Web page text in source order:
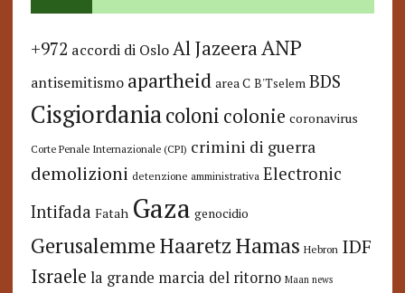
+972 accordi di Oslo Al JazeeraANP
antisemitismo apartheid area C B'Tselem BDS
Cisgiordaniacoloni colonie coronavirus
Corte Penale Internazionale (CPI) crimini di guerra
demolizioni detenzione amministrativa Electronic
Intifada Fatah Gaza genocidio
GerusalemmeHaaretzHamas Hebron IDF
Israele la grande marcia del ritorno Maan news